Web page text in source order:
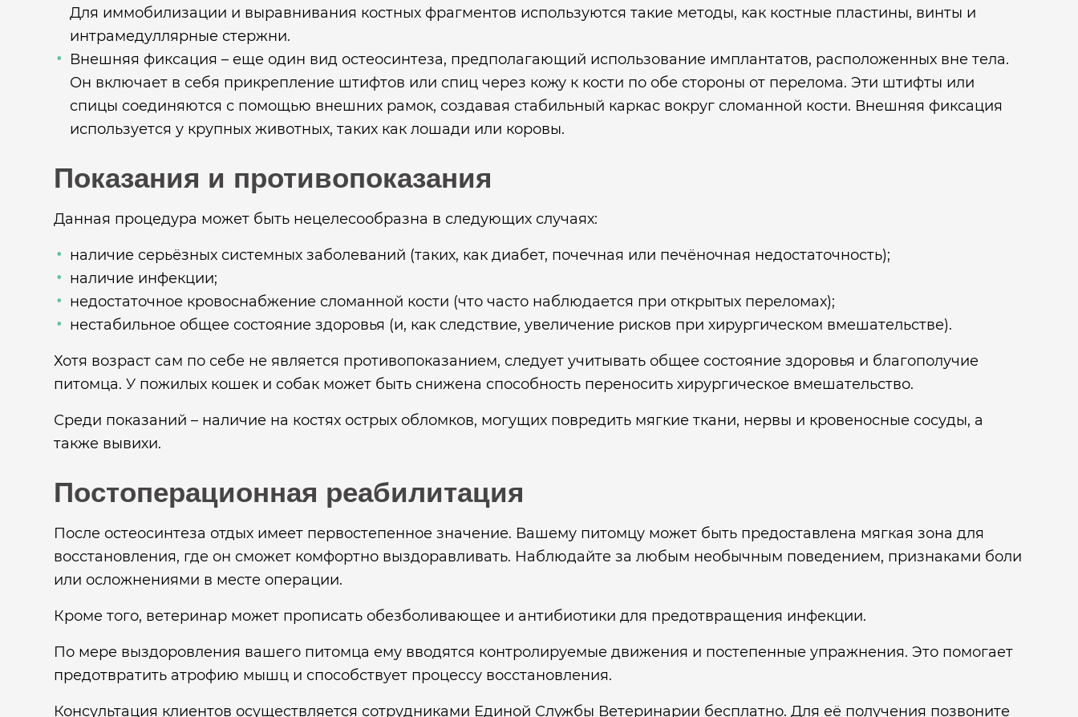
Для иммобилизации и выравнивания костных фрагментов используются такие методы, как костные пластины, винты и
интрамедуллярные стержни.
Внешняя фиксация – еще один вид остеосинтеза, предполагающий использование имплантатов, расположенных вне тела.
Он включает в себя прикрепление штифтов или спиц через кожу к кости по обе стороны от перелома. Эти штифты или
спицы соединяются с помощью внешних рамок, создавая стабильный каркас вокруг сломанной кости. Внешняя фиксация
используется у крупных животных, таких как лошади или коровы.
Показания и противопоказания
Данная процедура может быть нецелесообразна в следующих случаях:
наличие серьёзных системных заболеваний (таких, как диабет, почечная или печёночная недостаточность);
наличие инфекции;
недостаточное кровоснабжение сломанной кости (что часто наблюдается при открытых переломах);
нестабильное общее состояние здоровья (и, как следствие, увеличение рисков при хирургическом вмешательстве).
Хотя возраст сам по себе не является противопоказанием, следует учитывать общее состояние здоровья и благополучие
питомца. У пожилых кошек и собак может быть снижена способность переносить хирургическое вмешательство.
Среди показаний – наличие на костях острых обломков, могущих повредить мягкие ткани, нервы и кровеносные сосуды, а
также вывихи.
Постоперационная реабилитация
После остеосинтеза отдых имеет первостепенное значение. Вашему питомцу может быть предоставлена мягкая зона для
восстановления, где он сможет комфортно выздоравливать. Наблюдайте за любым необычным поведением, признаками боли
или осложнениями в месте операции.
Кроме того, ветеринар может прописать обезболивающее и антибиотики для предотвращения инфекции.
По мере выздоровления вашего питомца ему вводятся контролируемые движения и постепенные упражнения. Это помогает
предотвратить атрофию мышц и способствует процессу восстановления.
Консультация клиентов осуществляется сотрудниками Единой Службы Ветеринарии бесплатно. Для её получения позвоните